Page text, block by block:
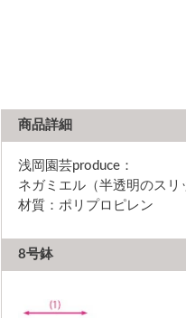
商品詳細
浅岡園芸produce：
ネガミエル（半透明のスリ
材質：ポリプロピレン
8号鉢